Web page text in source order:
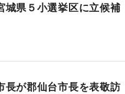
県５小選挙区に立候補
が郡仙台市長を表敬訪